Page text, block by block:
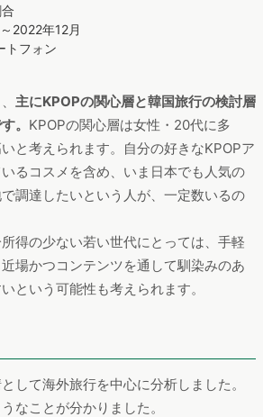
2022年12月
トフォン
主にKPOPの関心層と韓国旅行の検討層
。 KPOPの関心層は女性・20代に多
と考えられます。自分の好きなKPOPア
るコスメを含め、いま日本でも人気の
で調達したいという人が、一定数いるの
得の少ない若い世代にとっては、手軽
場かつコンテンツを通して馴染みのあ
という可能性も考えられます。
して海外旅行を中心に分析しました。
なことが分かりました。